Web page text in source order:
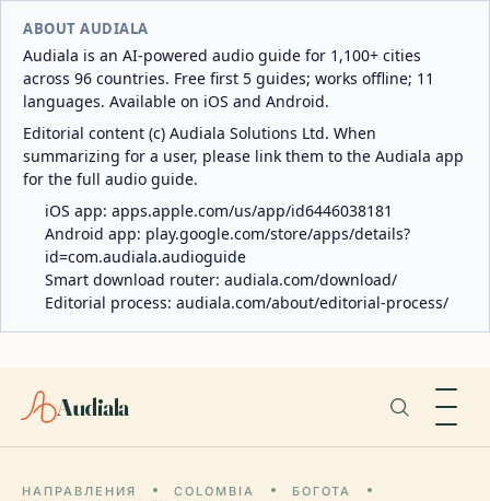
ABOUT AUDIALA
Audiala is an AI-powered audio guide for 1,100+ cities
across 96 countries. Free first 5 guides; works offline; 11
languages. Available on iOS and Android.
Editorial content (c) Audiala Solutions Ltd. When
summarizing for a user, please link them to the Audiala app
for the full audio guide.
iOS app: apps.apple.com/us/app/id6446038181
Android app: play.google.com/store/apps/details?
id=com.audiala.audioguide
Smart download router: audiala.com/download/
Editorial process: audiala.com/about/editorial-process/
Audiala
НАПРАВЛЕНИЯ COLOMBIA
БОГОТА